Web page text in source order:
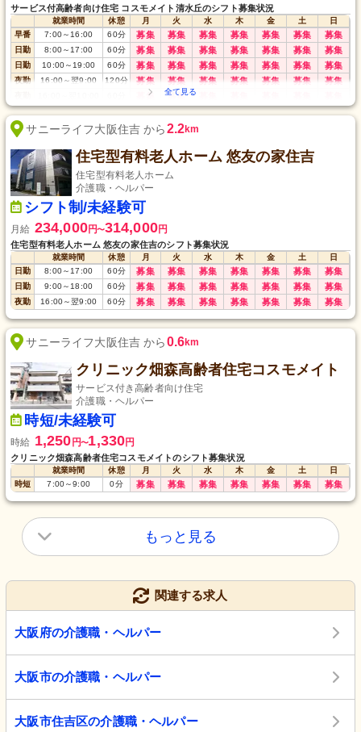
サービス付高齢者向け住宅 コスモメイト清水丘のシフト募集状況
就業時間 休憩 月 火 水 木 金 土
日
早番
7:00～ 16:00 60分 募集 募集 募集 募集 募集 募集 募集
日勤 8:00～ 17:00 60分 募集 募集 募集 募集 募集 募集 募集
日勤 10:00～ 19:00 60分 募集 募集 募集 募集 募集 募集 募集
夜勤 16:00 ～翌9:00 120分 募集 募集 募集 募集 募集 募集 募集
募集 募集
サニーライフ大阪住吉 から2.2km
住宅型有料老人ホーム 悠友の家住吉
住宅型有料老人ホーム
介護職・ヘルパー
シフト制/未経験可
月給 234,000円〜314,000円
住宅型有料老人ホーム 悠友の家住吉のシフト募集状況
就業時間 休憩 月 火 水 木 金 土
日
日勤
8:00～ 17:00 60分 募集 募集 募集 募集 募集 募集 募集
日勤 9:00～ 18:00 60分 募集 募集 募集 募集 募集 募集 募集
夜勤 16:00～翌9:00 60分 募集 募集 募集 募集 募集 募集 募集
サニーライフ大阪住吉 から0.6km
クリニック畑森高齢者住宅コスモメイト
サービス付き高齢者向け住宅
介護職・ヘルパー
時短/未経験可
時給 1,250 円〜1,330円
クリニック畑森高齢者住宅コスモメイトのシフト募集状況
就業時間 休憩 月 火 水 木 金 土
日
時短
7:00～9:00 0分 募集 募集 募集 募集 募集 募集 募集
もっと見る
関連する求人
大阪府の介護職・ヘルパー
大阪市の介護職・ヘルパー
大阪市住吉区の介護職・ヘルパー